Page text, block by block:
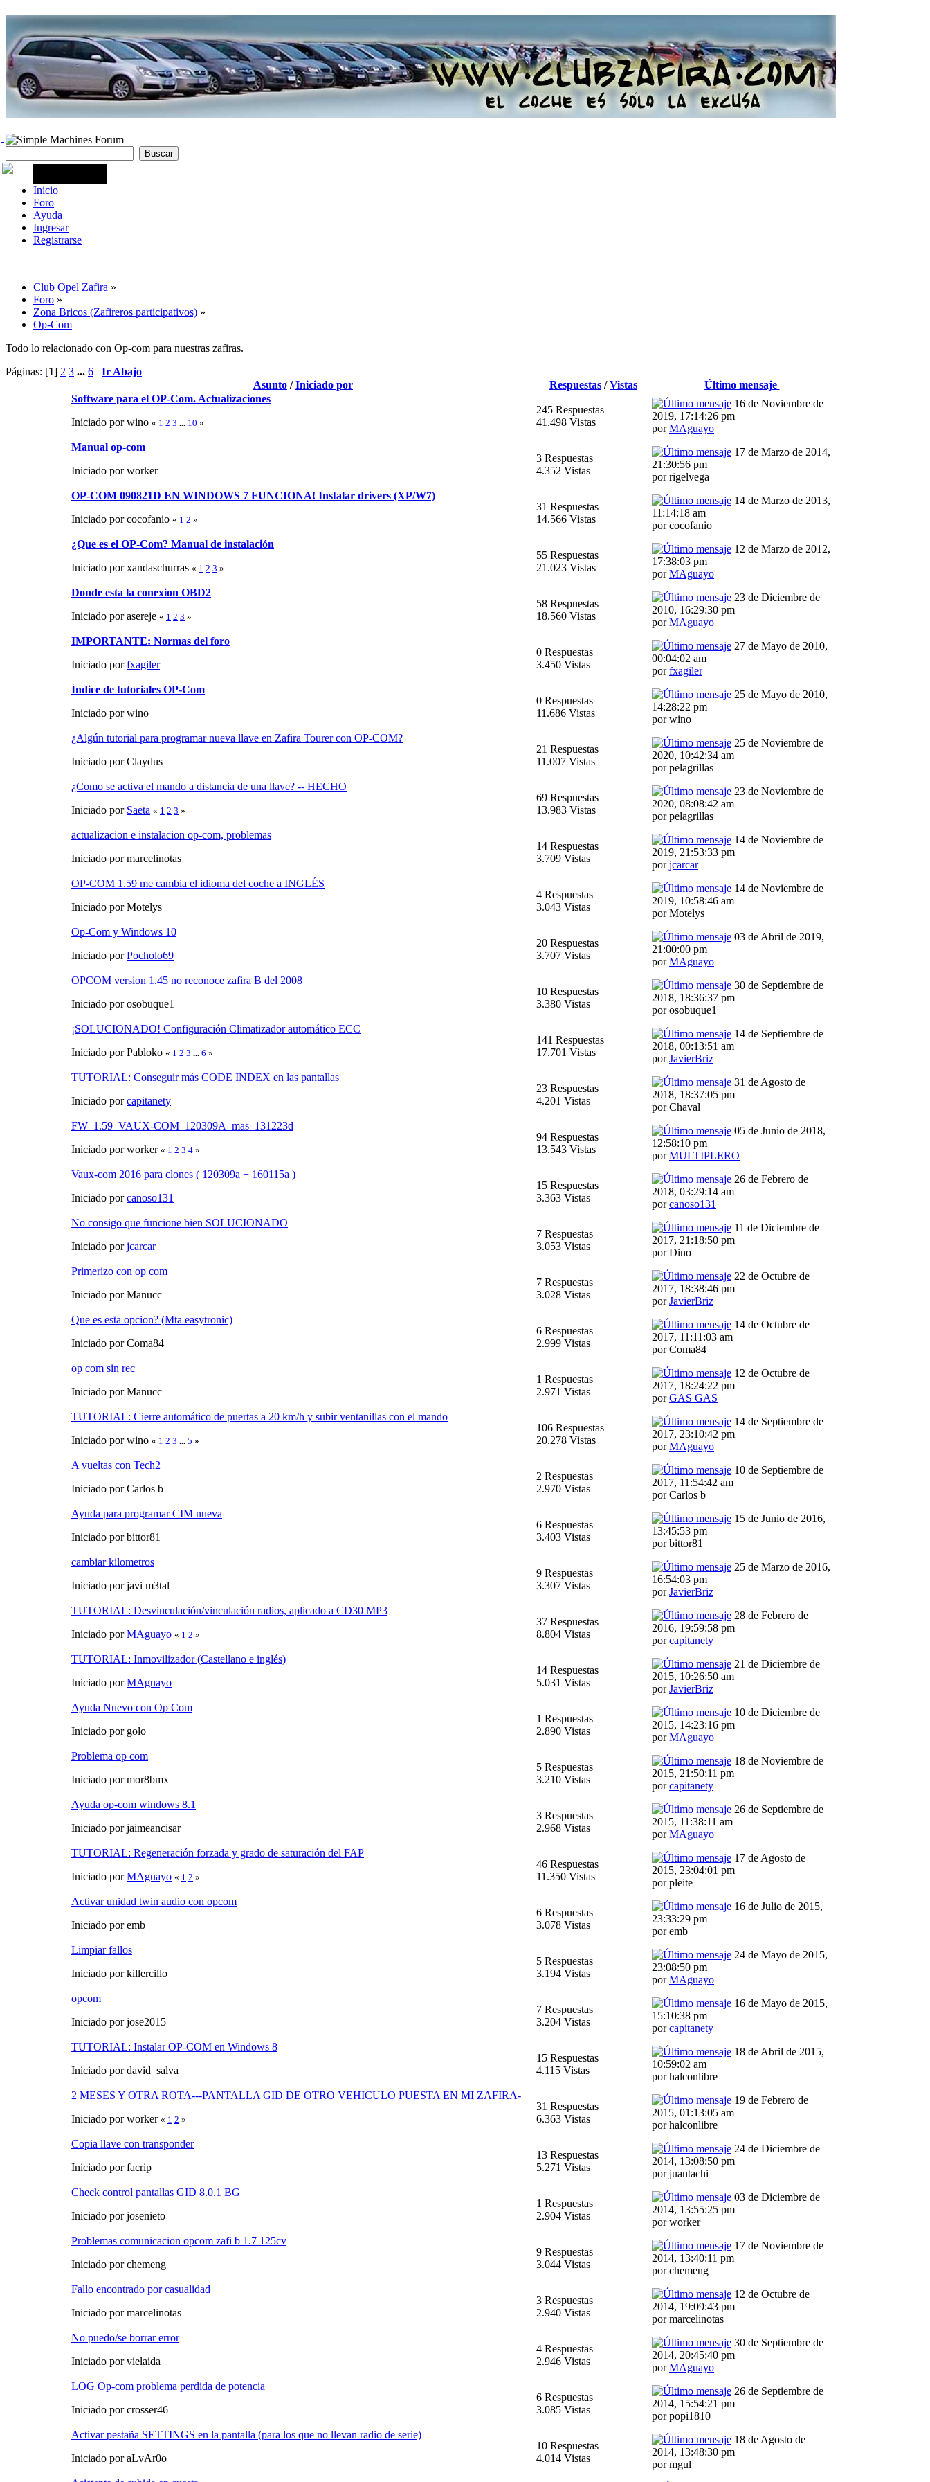
Inicio
Foro
Ayuda
Ingresar
Registrarse
Club Opel Zafira »
Foro »
Zona Bricos (Zafireros participativos) »
Op-Com
Todo lo relacionado con Op-com para nuestras zafiras.
Páginas: [1] 2 3 ... 6
Ir Abajo
Asunto /Iniciado por Respuestas /Vistas
Último mensaje
Software para el OP-Com. Actualizaciones
Iniciado por wino « 1 2 3 ... 10 »
245 Respuestas
41.498 Vistas
16 de Noviembre de
2019, 17:14:26 pm
porMAguayo
Manual op-com
Iniciado por worker
3 Respuestas
4.352 Vistas
17 de Marzo de 2014,
21:30:56 pm
por rigelvega
OP-COM 090821D EN WINDOWS 7 FUNCIONA! Instalar drivers (XP/W7)
Iniciado por cocofanio « 1 2 »
31 Respuestas
14.566 Vistas
14 de Marzo de 2013,
11:14:18 am
por cocofanio
¿Que es el OP-Com? Manual de instalación
Iniciado por xandaschurras « 1 2 3 »
55 Respuestas
21.023 Vistas
12 de Marzo de 2012,
17:38:03 pm
porMAguayo
Donde esta la conexion OBD2
Iniciado por asereje « 1 2 3 »
58 Respuestas
18.560 Vistas
23 de Diciembre de
2010, 16:29:30 pm
porMAguayo
IMPORTANTE: Normas del foro
Iniciado porfxagiler
0 Respuestas
3.450 Vistas
27 de Mayo de 2010,
00:04:02 am
porfxagiler
Índice de tutoriales OP-Com
Iniciado por wino
0 Respuestas
11.686 Vistas
25 de Mayo de 2010,
14:28:22 pm
por wino
¿Algún tutorial para programar nueva llave en Zafira Tourer con OP-COM?
Iniciado por Claydus
21 Respuestas
11.007 Vistas
25 de Noviembre de
2020, 10:42:34 am
por pelagrillas
¿Como se activa el mando a distancia de una llave? -- HECHO
Iniciado por Saeta « 1 2 3 »
69 Respuestas
13.983 Vistas
23 de Noviembre de
2020, 08:08:42 am
por pelagrillas
actualizacion e instalacion op-com, problemas
Iniciado por marcelinotas
14 Respuestas
3.709 Vistas
14 de Noviembre de
2019, 21:53:33 pm
porjcarcar
OP-COM 1.59 me cambia el idioma del coche a INGLÉS
Iniciado por Motelys
4 Respuestas
3.043 Vistas
14 de Noviembre de
2019, 10:58:46 am
por Motelys
Op-Com y Windows 10
Iniciado porPocholo69
20 Respuestas
3.707 Vistas
03 de Abril de 2019,
21:00:00 pm
porMAguayo
OPCOM version 1.45 no reconoce zafira B del 2008
Iniciado por osobuque1
10 Respuestas
3.380 Vistas
30 de Septiembre de
2018, 18:36:37 pm
por osobuque1
¡SOLUCIONADO! Configuración Climatizador automático ECC
Iniciado por Pabloko « 1 2 3 ... 6 »
141 Respuestas
17.701 Vistas
14 de Septiembre de
2018, 00:13:51 am
porJavierBriz
TUTORIAL: Conseguir más CODE INDEX en las pantallas
Iniciado porcapitanety
23 Respuestas
4.201 Vistas
31 de Agosto de
2018, 18:37:05 pm
por Chaval
FW_1.59_VAUX-COM_120309A_mas_131223d
Iniciado por worker « 1 2 3 4 »
94 Respuestas
13.543 Vistas
05 de Junio de 2018,
12:58:10 pm
porMULTIPLERO
Vaux-com 2016 para clones ( 120309a + 160115a )
Iniciado porcanoso131
15 Respuestas
3.363 Vistas
26 de Febrero de
2018, 03:29:14 am
porcanoso131
No consigo que funcione bien SOLUCIONADO
Iniciado porjcarcar
7 Respuestas
3.053 Vistas
11 de Diciembre de
2017, 21:18:50 pm
por Dino
Primerizo con op com
Iniciado por Manucc
7 Respuestas
3.028 Vistas
22 de Octubre de
2017, 18:38:46 pm
porJavierBriz
Que es esta opcion? (Mta easytronic)
Iniciado por Coma84
6 Respuestas
2.999 Vistas
14 de Octubre de
2017, 11:11:03 am
por Coma84
op com sin rec
Iniciado por Manucc
1 Respuestas
2.971 Vistas
12 de Octubre de
2017, 18:24:22 pm
porGAS GAS
TUTORIAL: Cierre automático de puertas a 20 km/h y subir ventanillas con el mando
Iniciado por wino « 1 2 3 ... 5 »
106 Respuestas
20.278 Vistas
14 de Septiembre de
2017, 23:10:42 pm
porMAguayo
A vueltas con Tech2
Iniciado por Carlos b
2 Respuestas
2.970 Vistas
10 de Septiembre de
2017, 11:54:42 am
por Carlos b
Ayuda para programar CIM nueva
Iniciado por bittor81
6 Respuestas
3.403 Vistas
15 de Junio de 2016,
13:45:53 pm
por bittor81
cambiar kilometros
Iniciado por javi m3tal
9 Respuestas
3.307 Vistas
25 de Marzo de 2016,
16:54:03 pm
porJavierBriz
TUTORIAL: Desvinculación/vinculación radios, aplicado a CD30 MP3
Iniciado porMAguayo « 1 2 »
37 Respuestas
8.804 Vistas
28 de Febrero de
2016, 19:59:58 pm
porcapitanety
TUTORIAL: Inmovilizador (Castellano e inglés)
Iniciado porMAguayo
14 Respuestas
5.031 Vistas
21 de Diciembre de
2015, 10:26:50 am
porJavierBriz
Ayuda Nuevo con Op Com
Iniciado por golo
1 Respuestas
2.890 Vistas
10 de Diciembre de
2015, 14:23:16 pm
porMAguayo
Problema op com
Iniciado por mor8bmx
5 Respuestas
3.210 Vistas
18 de Noviembre de
2015, 21:50:11 pm
porcapitanety
Ayuda op-com windows 8.1
Iniciado por jaimeancisar
3 Respuestas
2.968 Vistas
26 de Septiembre de
2015, 11:38:11 am
porMAguayo
TUTORIAL: Regeneración forzada y grado de saturación del FAP
Iniciado porMAguayo « 1 2 »
46 Respuestas
11.350 Vistas
17 de Agosto de
2015, 23:04:01 pm
por pleite
Activar unidad twin audio con opcom
Iniciado por emb
6 Respuestas
3.078 Vistas
16 de Julio de 2015,
23:33:29 pm
por emb
Limpiar fallos
Iniciado por killercillo
5 Respuestas
3.194 Vistas
24 de Mayo de 2015,
23:08:50 pm
porMAguayo
opcom
Iniciado por jose2015
7 Respuestas
3.204 Vistas
16 de Mayo de 2015,
15:10:38 pm
porcapitanety
TUTORIAL: Instalar OP-COM en Windows 8
Iniciado por david_salva
15 Respuestas
4.115 Vistas
18 de Abril de 2015,
10:59:02 am
por halconlibre
2 MESES Y OTRA ROTA---PANTALLA GID DE OTRO VEHICULO PUESTA EN MI ZAFIRA-
Iniciado por worker « 1 2 »
31 Respuestas
6.363 Vistas
19 de Febrero de
2015, 01:13:05 am
por halconlibre
Copia llave con transponder
Iniciado por facrip
13 Respuestas
5.271 Vistas
24 de Diciembre de
2014, 13:08:50 pm
por juantachi
Check control pantallas GID 8.0.1 BG
Iniciado por josenieto
1 Respuestas
2.904 Vistas
03 de Diciembre de
2014, 13:55:25 pm
por worker
Problemas comunicacion opcom zafi b 1.7 125cv
Iniciado por chemeng
9 Respuestas
3.044 Vistas
17 de Noviembre de
2014, 13:40:11 pm
por chemeng
Fallo encontrado por casualidad
Iniciado por marcelinotas
3 Respuestas
2.940 Vistas
12 de Octubre de
2014, 19:09:43 pm
por marcelinotas
No puedo/se borrar error
Iniciado por vielaida
4 Respuestas
2.946 Vistas
30 de Septiembre de
2014, 20:45:40 pm
porMAguayo
LOG Op-com problema perdida de potencia
Iniciado por crosser46
6 Respuestas
3.085 Vistas
26 de Septiembre de
2014, 15:54:21 pm
por popi1810
Activar pestaña SETTINGS en la pantalla (para los que no llevan radio de serie)
Iniciado por aLvAr0o
10 Respuestas
4.014 Vistas
18 de Agosto de
2014, 13:48:30 pm
por mgul